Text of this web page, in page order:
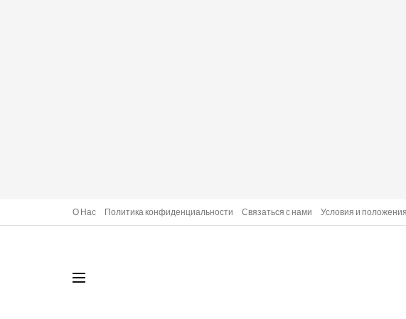
О Нас Политика конфиденциальности Связаться с нами Условия и положения